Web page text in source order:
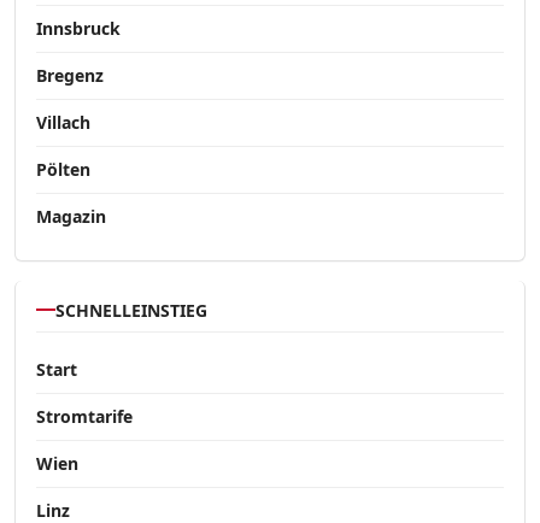
Innsbruck
Bregenz
Villach
Pölten
Magazin
SCHNELLEINSTIEG
Start
Stromtarife
Wien
Linz